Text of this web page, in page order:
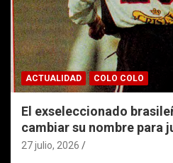
ACTUALIDAD COLO COLO
El exseleccionado
cambiar su nombre para
27 julio, 2026